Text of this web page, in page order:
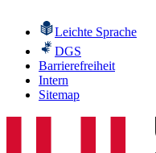
Leichte Sprache
DGS
Barrierefreiheit
Intern
Sitemap